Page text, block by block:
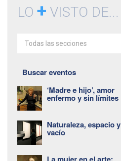
LO + VISTO DE...
Todas las secciones
Buscar eventos
‘Madre e hijo’, amor
enfermo y sin límites
Naturaleza, espacio y
vacío